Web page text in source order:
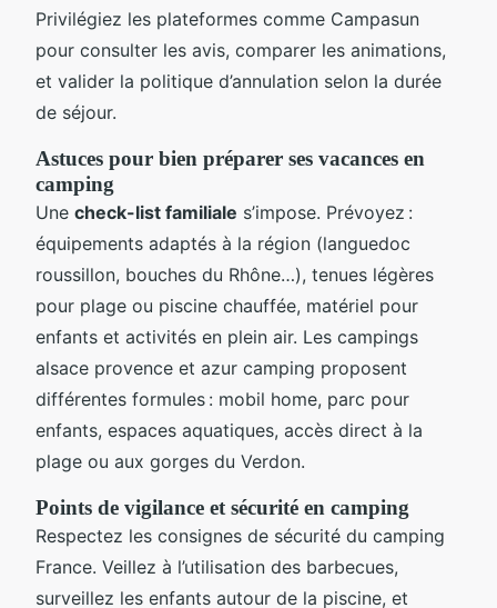
Privilégiez les plateformes comme Campasun
pour consulter les avis, comparer les animations,
et valider la politique d’annulation selon la durée
de séjour.
Astuces pour bien préparer ses vacances en
camping
Une check-list familiale s’impose. Prévoyez :
équipements adaptés à la région (languedoc
roussillon, bouches du Rhône…), tenues légères
pour plage ou piscine chauffée, matériel pour
enfants et activités en plein air. Les campings
alsace provence et azur camping proposent
différentes formules : mobil home, parc pour
enfants, espaces aquatiques, accès direct à la
plage ou aux gorges du Verdon.
Points de vigilance et sécurité en camping
Respectez les consignes de sécurité du camping
France. Veillez à l’utilisation des barbecues,
surveillez les enfants autour de la piscine, et